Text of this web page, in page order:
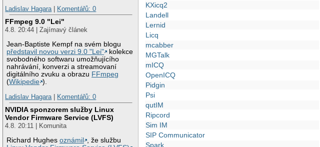
Ladislav Hagara
Komentářů: 0
FFmpeg 9.0 "Lei"
4.8. 20:44 | Zajímavý článek
Jean-Baptiste Kempf na svém blogu
představil novou verzi 9.0 "Lei"
kolekce
svobodného softwaru umožňujícího
nahrávání, konverzi a streamovaní
digitálního zvuku a obrazu FFmpeg
(Wikipedie ).
Ladislav Hagara
Komentářů: 0
NVIDIA sponzorem služby Linux
Vendor Firmware Service (LVFS)
4.8. 20:11 | Komunita
Richard Hughesoznámil
, že službu
KXicq2
Landell
Lernid
Licq
mcabber
MGTalk
mICQ
OpenICQ
Pidgin
Psi
qutIM
Ripcord
Sim IM
SIP Communicator
Spark